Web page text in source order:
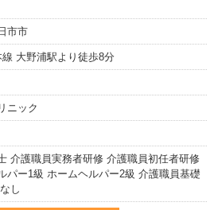
市市
大野浦駅より徒歩8分
ニック
介護職員実務者研修 介護職員初任者研修
パー1級 ホームヘルパー2級 介護職員基礎
し